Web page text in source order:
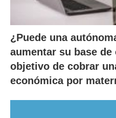
¿Puede una
aumentar su base
objetivo de cobrar
económica por